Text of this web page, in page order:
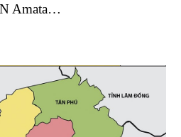
Amata…